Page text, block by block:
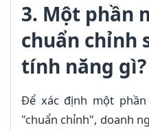
3. Một phần
chuẩn chỉnh
tính năng gì?
Để xác định một
"chuẩn chỉnh", doanh